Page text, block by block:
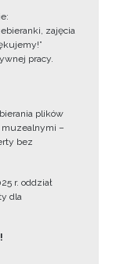
zajęcia
pracy.
plików
muzealnymi –
bez
r. oddział
dla